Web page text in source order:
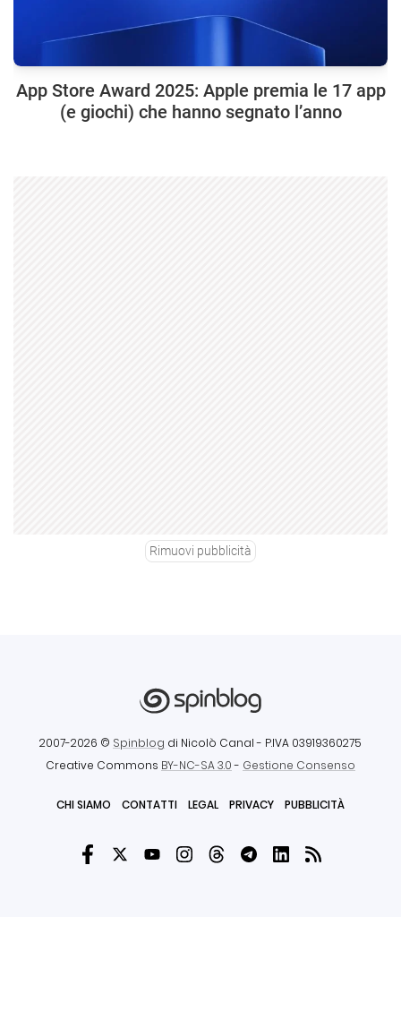
App Store Award 2025: Apple premia le 17 app
(e giochi) che hanno segnato l’anno
Rimuovi pubblicità
2007-2026 © Spinblog di Nicolò Canal - P.IVA 03919360275
Creative Commons BY-NC-SA 3.0- Gestione Consenso
CHI SIAMO CONTATTI LEGAL PRIVACY PUBBLICITÀ